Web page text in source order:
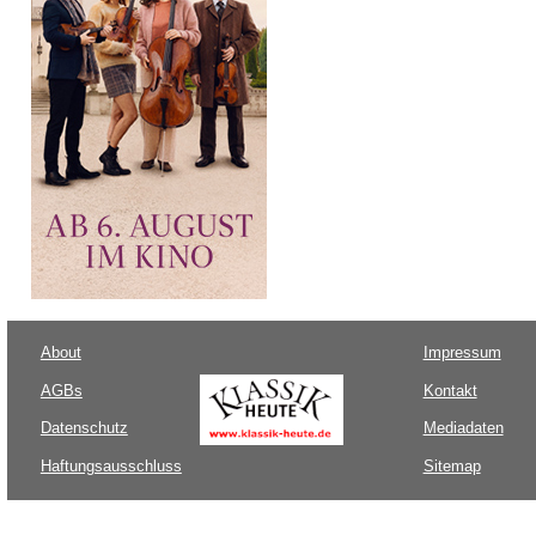
About
AGBs
Datenschutz
Haftungsausschluss
Impressum
Kontakt
Mediadaten
Sitemap